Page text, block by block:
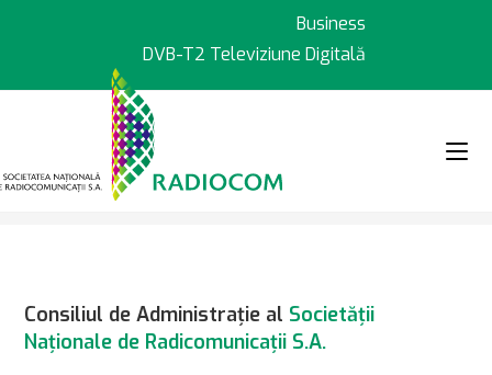
Business
DVB-T2 Televiziune Digitală
> Despre noi
Consiliul de Administraţie al Societăţii
Naţionale de Radicomunicaţii S.A.